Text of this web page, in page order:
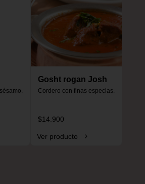
Gosht rogan Josh
Cordero con finas especias.
$14.900
Ver producto